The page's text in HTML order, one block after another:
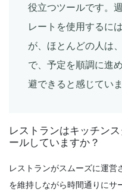
オンラ
ングを
時間管
4種類
み
役立つツールです。
レートを使用するに
が、ほとんどの人は
で、予定を順調に進
避できると感じていま
レストランはキッチン
ールしていますか？
レストランがスムーズに運
を維持しながら時間通りにサ